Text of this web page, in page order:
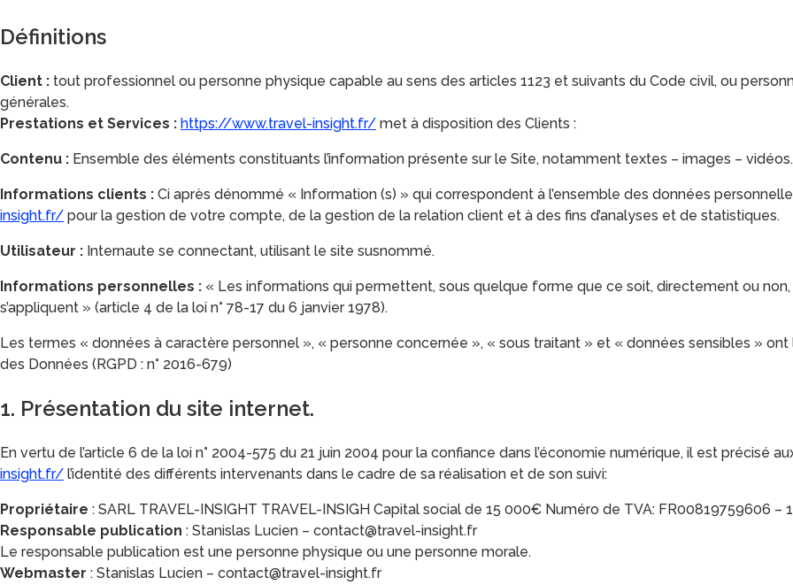
Définitions
Client : tout professionnel ou personne physique capable au sens des articles 1123 et suivants du Code civil, ou
générales.
Prestations et Services : https://www.travel-insight.fr/ met à disposition des Clients :
Contenu : Ensemble des éléments constituants l’information présente sur le Site, notamment textes – images – vidéos.
Informations clients : Ci après dénommé « Information (s) » qui correspondent à l’ensemble des données
insight.fr/ pour la gestion de votre compte, de la gestion de la relation client et à des fins d’analyses et de statistiques.
Utilisateur : Internaute se connectant, utilisant le site susnommé.
Informations personnelles : « Les informations qui permettent, sous quelque forme que ce soit, directement ou
s’appliquent » (article 4 de la loi n° 78-17 du 6 janvier 1978).
Les termes « données à caractère personnel », « personne concernée », « sous traitant » et « données sensibles »
des Données (RGPD : n° 2016-679)
1. Présentation du site internet.
En vertu de l’article 6 de la loi n° 2004-575 du 21 juin 2004 pour la confiance dans l’économie numérique, il est précisé
insight.fr/ l’identité des différents intervenants dans le cadre de sa réalisation et de son suivi:
Propriétaire : SARL TRAVEL-INSIGHT TRAVEL-INSIGH Capital social de 15 000€ Numéro de TVA: FR00819759606 –
Responsable publication : Stanislas Lucien – contact@travel-insight.fr
Le responsable publication est une personne physique ou une personne morale.
Webmaster : Stanislas Lucien – contact@travel-insight.fr